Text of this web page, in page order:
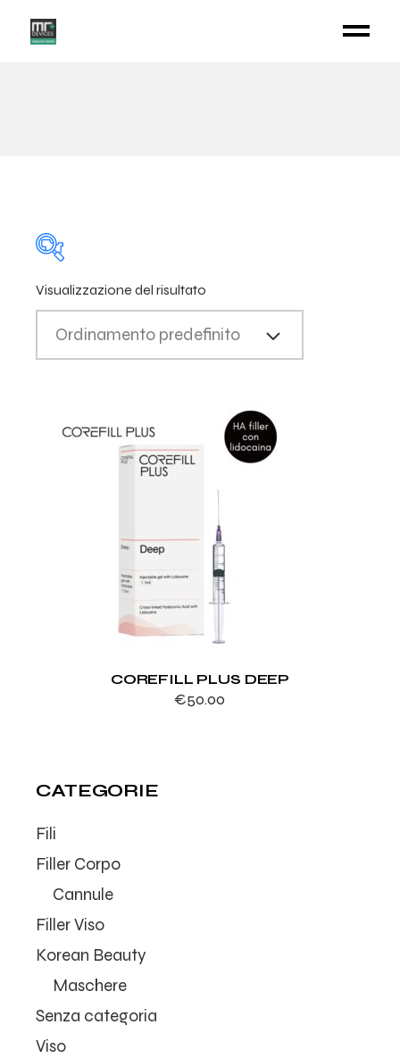
CATEGORIE
Mesoterapici
Visualizzazione del risultato
Ordinamento predefinito
COREFILL PLUS DEEP
€50.00
CATEGORIE
Fili
Filler Corpo
Cannule
Filler Viso
Korean Beauty
Maschere
Senza categoria
Viso